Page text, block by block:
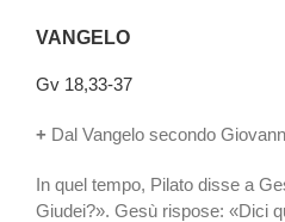
VANGELO
Gv 18,33-37
+ Dal Vangelo secondo
In quel tempo, Pilato disse a
Giudei?». Gesù rispose: «Dici